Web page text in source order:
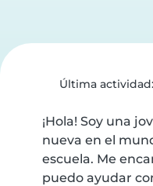
Última actividad:
¡Hola! Soy una
nueva en el
escuela. Me
puedo ayudar